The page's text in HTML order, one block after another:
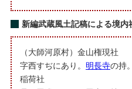
新編武蔵風土記稿による境内
（大師河原村）金山権現社
字西すぢにあり。 明長寺の持。
稲荷社